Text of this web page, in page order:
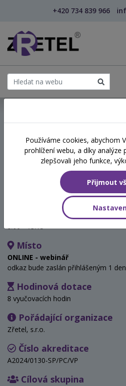
+420 734 839 966
Strategické
organizaci
8:00 - 15:15
Místo
ONLINE - webinář
odkaz bude zaslán přihlášeným 1
Hodinová dotace
8 vyučovacích hodin
Pořádající organizace
Zřetel, s.r.o.
Číslo akreditace
A2024/0130-SP/PC/VP
Cílová skupina
Používáme cookies, abychom
prohlížení webu, a díky analýze
zlepšovali jeho funkce,
Přijmout